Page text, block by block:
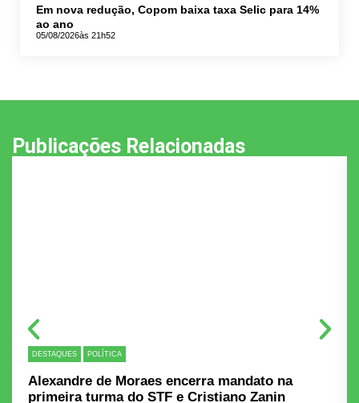
Em nova redução, Copom baixa taxa Selic para 14%
ao ano
05/08/2026às 21h52
Publicações Relacionadas
DESTAQUES POLÍTICA
Alexandre de Moraes encerra mandato na
primeira turma do STF e Cristiano Zanin